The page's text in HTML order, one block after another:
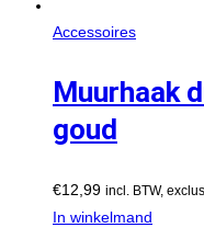
Accessoires
Muurhaak
goud
€12,99 incl. BTW,
In winkelmand